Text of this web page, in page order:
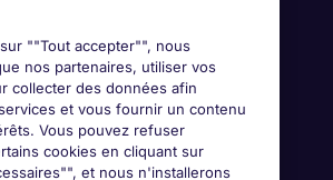
""Tout accepter"", nous
nos partenaires, utiliser vos
collecter des données afin
et vous fournir un contenu
Vous pouvez refuser
cookies en cliquant sur
et nous n'installerons